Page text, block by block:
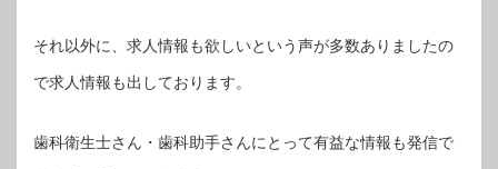
それ以外に、求人情報も欲しいという声が多数ありましたの
で求人情報も出しております。
歯科衛生士さん・歯科助手さんにとって有益な情報も発信で